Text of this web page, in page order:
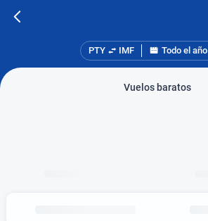
PTY IMF Todo el año
Vuelos baratos